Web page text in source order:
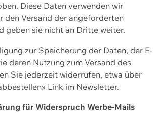
Diese Daten verwenden wir
den Versand der angeforderten
geben sie nicht an Dritte weiter.
zur Speicherung der Daten, der E-
deren Nutzung zum Versand des
Sie jederzeit widerrufen, etwa über
Link im Newsletter.
für Widerspruch Werbe-Mails